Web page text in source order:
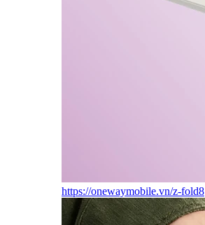
https://onewaymobile.vn/z-fold8